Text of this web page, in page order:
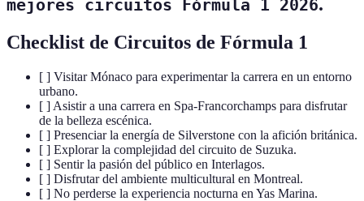
mejores circuitos Fórmula 1 2026
Checklist de Circuitos de Fórmula 1
[ ] Visitar Mónaco para experimentar la carrera en un entorno
urbano.
[ ] Asistir a una carrera en Spa-Francorchamps para disfrutar
de la belleza escénica.
[ ] Presenciar la energía de Silverstone con la afición británica.
[ ] Explorar la complejidad del circuito de Suzuka.
[ ] Sentir la pasión del público en Interlagos.
[ ] Disfrutar del ambiente multicultural en Montreal.
[ ] No perderse la experiencia nocturna en Yas Marina.